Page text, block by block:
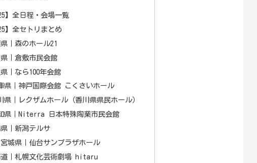
】全日程・会場一覧
】全セトリまとめ
｜森のホール21
｜倉敷市民会館
｜なら100年会館
県｜神戸国際会館 こくさいホール
｜レクザムホール（香川県県民ホール）
県｜Niterra 日本特殊陶業市民会館
｜新潟テルサ
城県｜仙台サンプラザホール
｜札幌文化芸術劇場 hitaru